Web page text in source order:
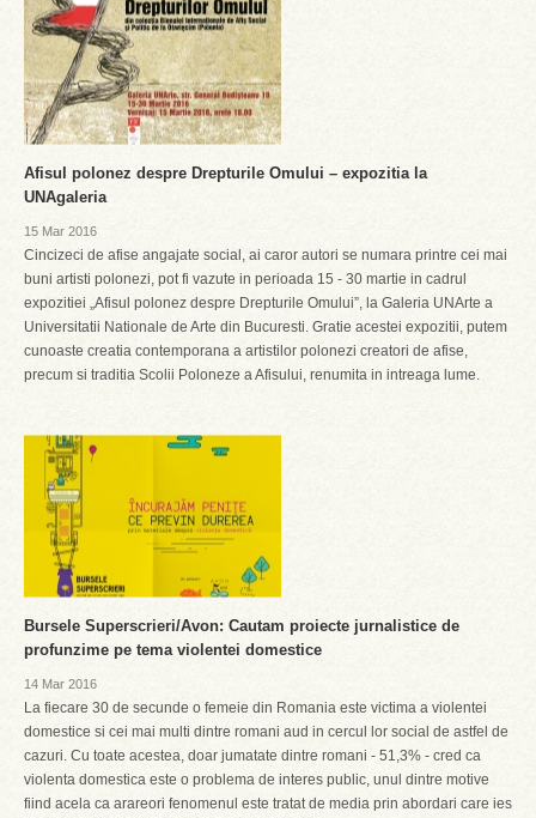
Afisul polonez despre Drepturile Omului – expozitia la
UNAgaleria
15 Mar 2016
Cincizeci de afise angajate social, ai caror autori se numara printre cei mai
buni artisti polonezi, pot fi vazute in perioada 15 - 30 martie in cadrul
expozitiei „Afisul polonez despre Drepturile Omului”, la Galeria UNArte a
Universitatii Nationale de Arte din Bucuresti. Gratie acestei expozitii, putem
cunoaste creatia contemporana a artistilor polonezi creatori de afise,
precum si traditia Scolii Poloneze a Afisului, renumita in intreaga lume.
Bursele Superscrieri/Avon: Cautam proiecte jurnalistice de
profunzime pe tema violentei domestice
14 Mar 2016
La fiecare 30 de secunde o femeie din Romania este victima a violentei
domestice si cei mai multi dintre romani aud in cercul lor social de astfel de
cazuri. Cu toate acestea, doar jumatate dintre romani - 51,3% - cred ca
violenta domestica este o problema de interes public, unul dintre motive
fiind acela ca arareori fenomenul este tratat de media prin abordari care ies